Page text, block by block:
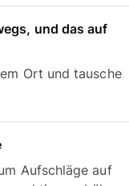
und das auf
Ort und tausche
Aufschläge auf